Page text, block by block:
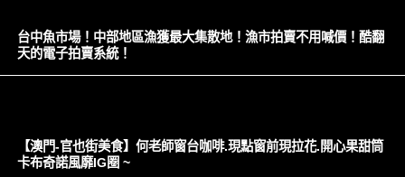
台中魚市場！中部地區漁獲最大集散地！漁市拍賣不用喊價！酷翻
天的電子拍賣系統！
【澳門-官也街美食】何老師窗台咖啡.現點窗前現拉花.開心果甜筒
卡布奇諾風靡IG圈 ~